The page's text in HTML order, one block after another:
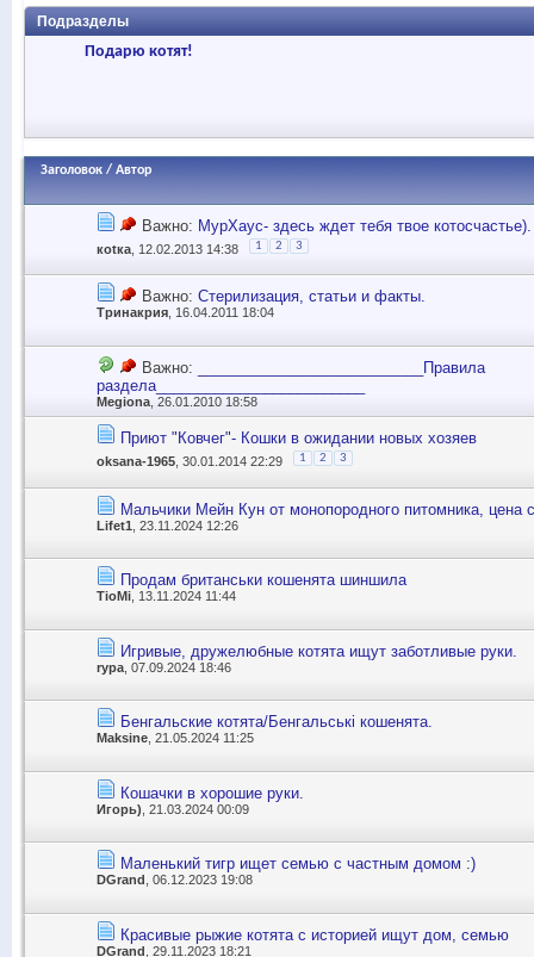
Подразделы
Подарю котят!
Заголовок / Автор
Важно: МурХаус- здесь ждет тебя твое котосчастье).
коtка , 12.02.2013 14:38 1 2 3
Важно: Стерилизация, статьи и факты.
Тринакрия, 16.04.2011 18:04
Важно:
___________________________Правила
раздела_________________________
Megiona , 26.01.2010 18:58
Приют "Ковчег"- Кошки в ожидании новых хозяев
oksana-1965 , 30.01.2014 22:29 1 2 3
Мальчики Мейн Кун от монопородного питомника, цена
Lifet1 , 23.11.2024 12:26
Продам британськи кошенята шиншила
TioMi , 13.11.2024 11:44
Игривые, дружелюбные котята ищут заботливые руки.
rypa , 07.09.2024 18:46
Бенгальские котята/Бенгальські кошенята.
Maksine , 21.05.2024 11:25
Кошачки в хорошие руки.
Игорь) , 21.03.2024 00:09
Маленький тигр ищет семью с частным домом :)
DGrand , 06.12.2023 19:08
Красивые рыжие котята с историей ищут дом, семью
DGrand , 29.11.2023 18:21